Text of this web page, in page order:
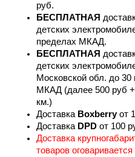
руб.
БЕСПЛАТНАЯ
детских
пределах МКАД.
БЕСПЛАТНАЯ
детских
Московской обл. до 30
МКАД (далее 500 руб
км.)
Доставка Boxberry от
Доставка DPD от 100
Доставка
товаров оговаривается